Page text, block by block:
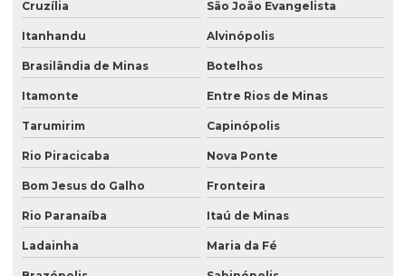
Cruzília São João Evangelista
Itanhandu Alvinópolis
Brasilândia de Minas Botelhos
Itamonte Entre Rios de Minas
Tarumirim Capinópolis
Rio Piracicaba Nova Ponte
Bom Jesus do Galho Fronteira
Rio Paranaíba Itaú de Minas
Ladainha Maria da Fé